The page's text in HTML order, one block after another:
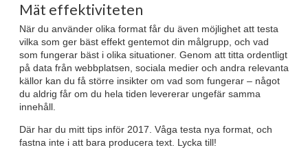
Mät effektiviteten
När du använder olika format får du även möjlighet att testa
vilka som ger bäst effekt gentemot din målgrupp, och vad
som fungerar bäst i olika situationer. Genom att titta ordentligt
på data från webbplatsen, sociala medier och andra relevanta
källor kan du få större insikter om vad som fungerar – något
du aldrig får om du hela tiden levererar ungefär samma
innehåll.
Där har du mitt tips inför 2017. Våga testa nya format, och
fastna inte i att bara producera text. Lycka till!